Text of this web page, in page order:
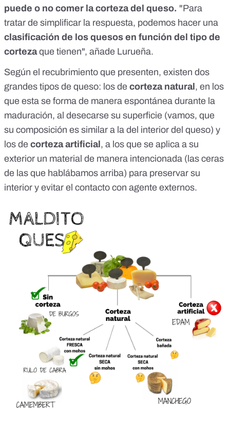
puede o no comer la corteza del queso. "Para
tratar de simplificar la respuesta, podemos hacer una
clasificación de los quesos en función del tipo de
cortezaque tienen", añade Lurueña.
Según el recubrimiento que presenten, existen dos
grandes tipos de queso: los de corteza natural , en los
que esta se forma de manera espontánea durante la
maduración, al desecarse su superficie (vamos, que
su composición es similar a la del interior del queso) y
los de corteza artificial , a los que se aplica a su
exterior un material de manera intencionada (las ceras
de las que hablábamos arriba) para preservar su
interior y evitar el contacto con agente externos.